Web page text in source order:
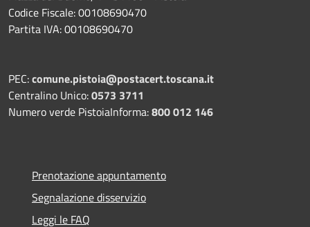
Codice Fiscale: 00108690470
Partita IVA: 00108690470
PEC:comune.pistoia@postacert.toscana.it
Centralino Unico:0573 3711
Numero verde PistoiaInforma:800 012 146
Prenotazione appuntamento
Segnalazione disservizio
Leggi le FAQ